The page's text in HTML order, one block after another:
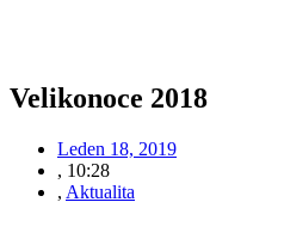
Velikonoce 2018
Leden 18, 2019
, 10:28
, Aktualita